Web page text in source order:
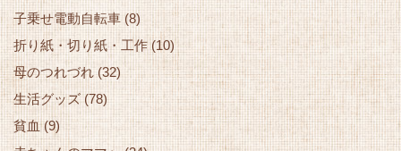
子乗せ電動自転車 (8)
折り紙・切り紙・工作 (10)
母のつれづれ(32)
生活グッズ(78)
貧血(9)